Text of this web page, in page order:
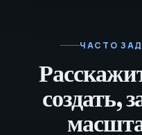
ЧАСТО
создать,